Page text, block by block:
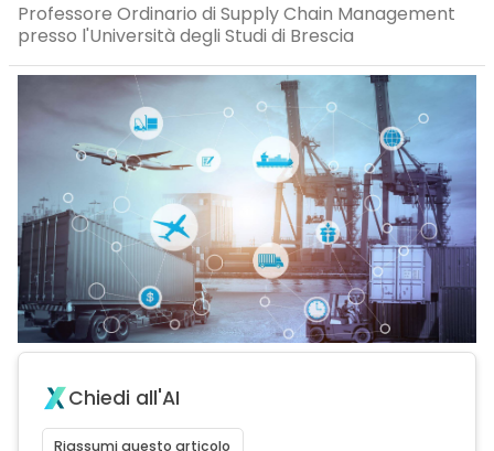
Professore Ordinario di Supply Chain Management
presso l'Università degli Studi di Brescia
Chiedi all'AI
Riassumi questo articolo